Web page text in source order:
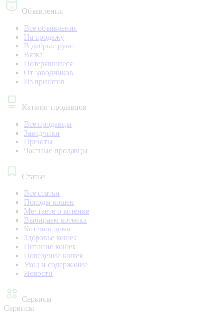
Объявления
Все объявления
На продажу
В добрые руки
Вязка
Потерявшиеся
От заводчиков
Из приютов
Каталог продавцов
Все продавцы
Заводчики
Приюты
Частные продавцы
Статьи
Все статьи
Породы кошек
Мечтаете о котенке
Выбираем котенка
Котенок дома
Здоровье кошек
Питание кошек
Поведение кошек
Уход и содержание
Новости
Сервисы
Сервисы